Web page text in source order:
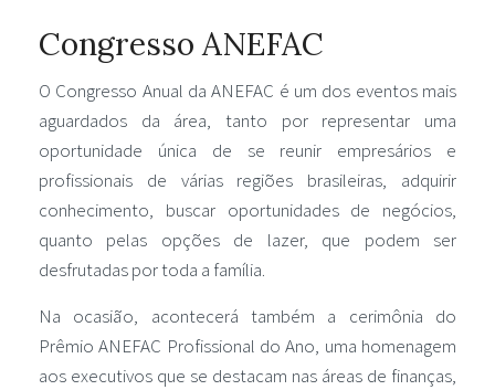
Congresso ANEFAC
O Congresso Anual da ANEFAC é um dos eventos mais
aguardados da área, tanto por representar uma
oportunidade única de se reunir empresários e
profissionais de várias regiões brasileiras, adquirir
conhecimento, buscar oportunidades de negócios,
quanto pelas opções de lazer, que podem ser
desfrutadas por toda a família.
Na ocasião, acontecerá também a cerimônia do
Prêmio ANEFAC Profissional do Ano, uma homenagem
aos executivos que se destacam nas áreas de finanças,